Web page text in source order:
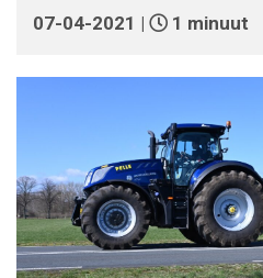
07-04-2021 | 1 minuut